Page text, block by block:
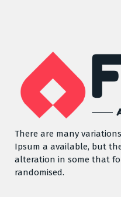
There are many
Ipsum a available, but
alteration in some that
randomised.